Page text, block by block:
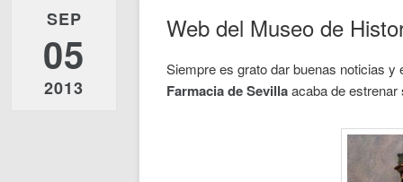
SEP
05
2013
Web del Museo de
Siempre es grato dar buenas noticias y
Farmacia de Sevillaacaba de estrenar